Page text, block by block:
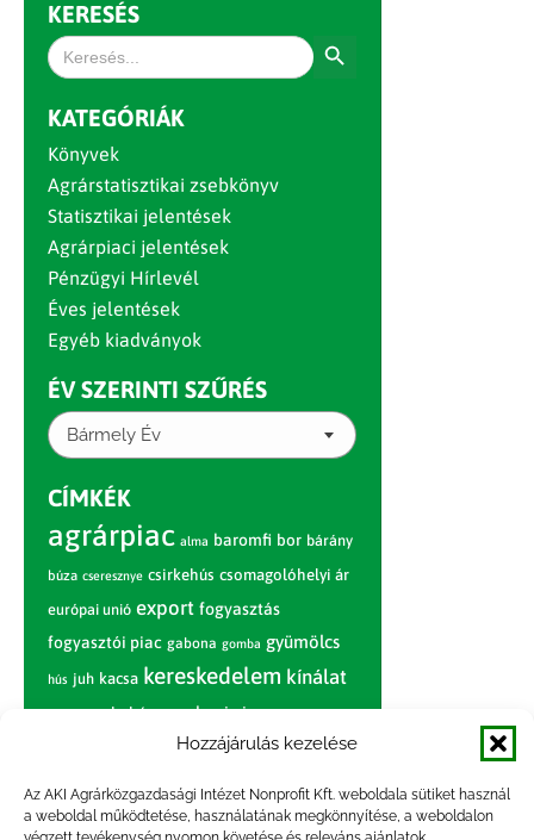
Hozzájárulás kezelése
Az AKI Agrárközgazdasági Intézet Nonprofit Kft. weboldala sütiket használ
a weboldal működtetése, használatának megkönnyítése, a weboldalon
KERESÉS
Search
for:
KATEGÓRIÁK
Könyvek
Agrárstatisztikai zsebkönyv
Statisztikai jelentések
Agrárpiaci jelentések
Pénzügyi Hírlevél
Éves jelentések
Egyéb kiadványok
ÉV SZERINTI SZŰRÉS
Bármely Év
CÍMKÉK
agrárpiac alma baromfi bor bárány
búza cseresznye csirkehús csomagolóhelyi ár
európai unió export fogyasztás
fogyasztói piac gabona gomba gyümölcs
hús juh kacsa kereskedelem kínálat
körte marhahús nagybani piac narancs
nemzetközi árinformációk
paradicsom piac piaci jelentés
pulyka pulykahús sertés sertéshús